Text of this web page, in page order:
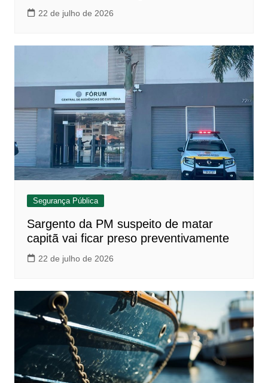
22 de julho de 2026
Segurança Pública
Sargento da PM suspeito de matar
capitã vai ficar preso preventivamente
22 de julho de 2026